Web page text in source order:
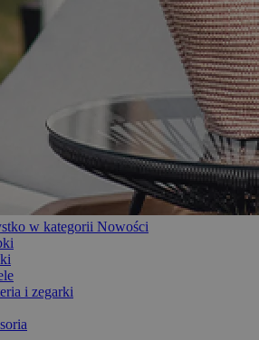
w kategorii Nowości
i zegarki